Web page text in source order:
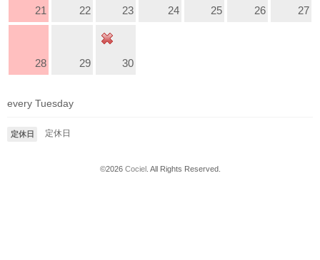
21 22 23 24 25 26 27
28 29 30
every Tuesday
定休日 定休日
©2026 Cociel. All Rights Reserved.